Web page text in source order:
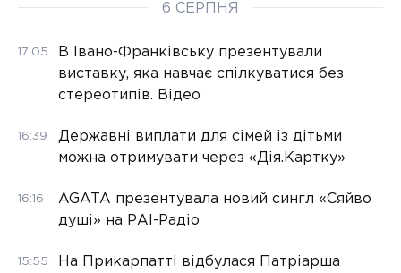
6 СЕРПНЯ
17:05
В Івано-Франківську презентували
виставку, яка навчає спілкуватися без
стереотипів. Відео
16:39
Державні виплати для сімей із дітьми
можна отримувати через «Дія.Картку»
16:16
AGATA презентувала новий сингл «Сяйво
душі» на РАІ-Радіо
15:55
На Прикарпатті відбулася Патріарша